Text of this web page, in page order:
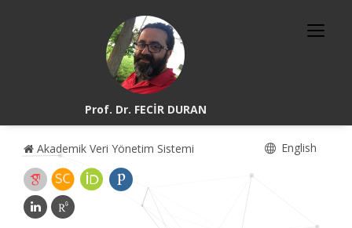
Prof. Dr. FECİR DURAN
Akademik Veri Yönetim Sistemi English